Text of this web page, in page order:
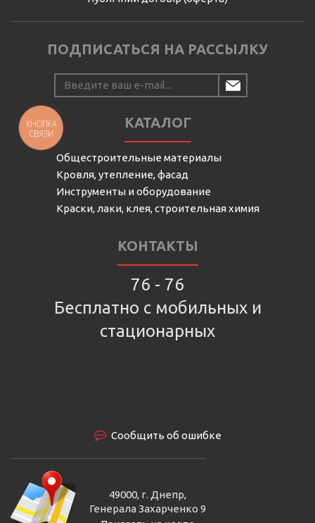
ПОДПИСАТЬСЯ НА РАССЫЛКУ
КАТАЛОГ
Общестроительные материалы
Кровля, утепление, фасад
Инструменты и оборудование
Краски, лаки, клея, строительная химия
КОНТАКТЫ
76 - 76
Бесплатно с мобильных и
стационарных
Сообщить об ошибке
49000, г. Днепр,
Генерала Захарченко 9
КНОПКА
СВЯЗИ